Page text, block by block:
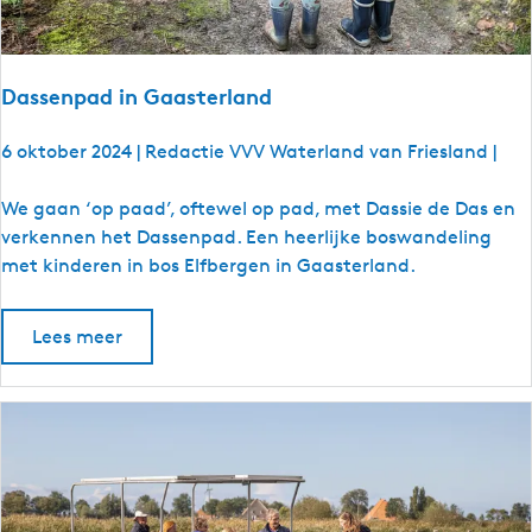
r
e
s
w
a
d
Dassenpad in Gaasterland
6 oktober 2024 | Redactie VVV Waterland van Friesland |
D
a
s
a
n
G
We gaan ‘op paad’, oftewel op pad, met Dassie de Das en
verkennen het Dassenpad. Een heerlijke boswandeling
met kinderen in bos Elfbergen in Gaasterland.
Lees meer